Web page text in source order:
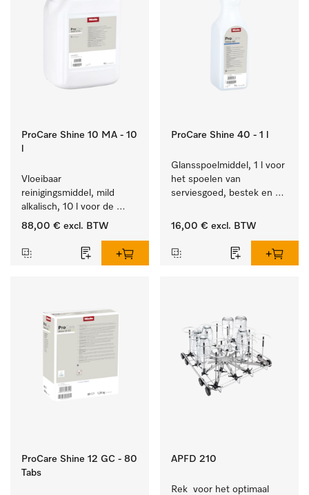
ProCare Shine 10 MA - 10
Vloeibaar
reinigingsmiddel, mild
alkalisch, 10 l voor de
reiniging van lichte
bestek en glazen.
88,00 € excl. BTW
ProCare Shine 40 - 1 l
Glansspoelmiddel, 1 l voor
het spoelen van
serviesgoed, bestek en
16,00 € excl. BTW
ProCare Shine 12 GC - 80
Tabs
APFD 210
Rek  voor het optimaal